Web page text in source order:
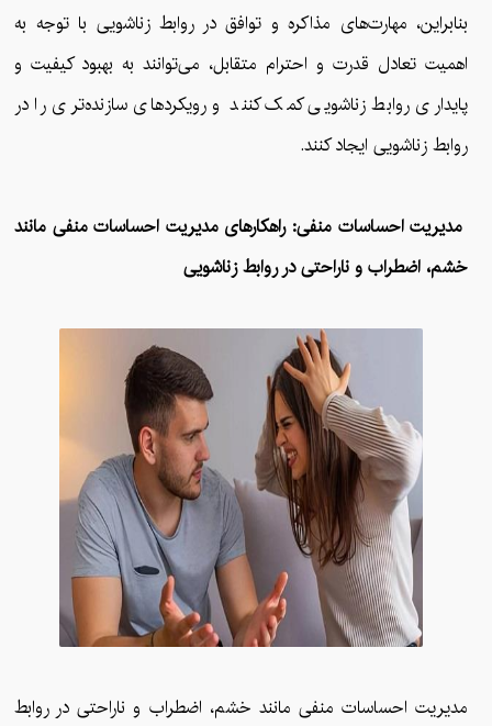
بنابراین، مهارت‌های مذاکره و توافق در روابط زناشویی با توجه به
اهمیت تعادل قدرت و احترام متقابل، می‌توانند به بهبود کیفیت و
پایداری روابط زناشویی کمک کنند و رویکردهای سازنده‌تری را در
روابط زناشویی ایجاد کنند.
مدیریت احساسات منفی: راهکارهای مدیریت احساسات منفی مانند
خشم، اضطراب و ناراحتی در روابط زناشویی
مدیریت احساسات منفی مانند خشم، اضطراب و ناراحتی در روابط